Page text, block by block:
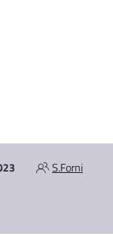
S.Forni